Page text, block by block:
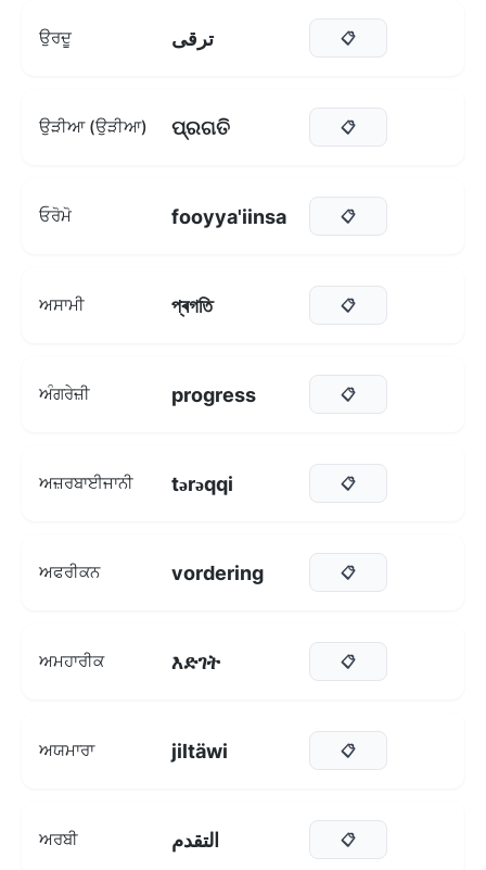
ਉਰਦੂ ترقی 📋
ਉੜੀਆ (ਉੜੀਆ) ପ୍ରଗତି 📋
ਓਰੋਮੋ fooyya'iinsa 📋
ਅਸਾਮੀ প্ৰগতি 📋
ਅੰਗਰੇਜ਼ੀ progress 📋
ਅਜ਼ਰਬਾਈਜਾਨੀ tərəqqi 📋
ਅਫਰੀਕਨ vordering 📋
ਅਮਹਾਰੀਕ እድገት 📋
ਅਯਮਾਰਾ jiltäwi 📋
ਅਰਬੀ التقدم 📋